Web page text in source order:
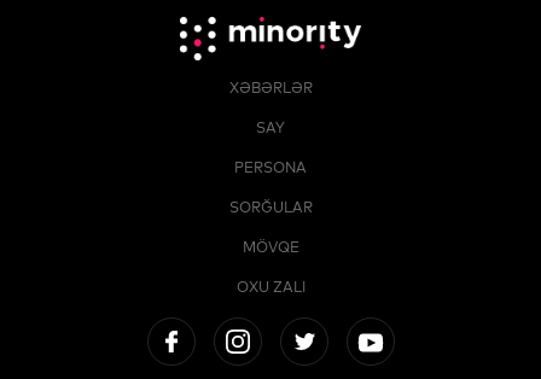
XƏBƏRLƏR
SAY
PERSONA
SORĞULAR
MÖVQE
OXU ZALI